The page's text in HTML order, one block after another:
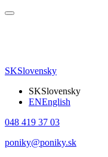
SKSlovensky
SKSlovensky
ENEnglish
048 419 37 03
poniky@poniky.sk